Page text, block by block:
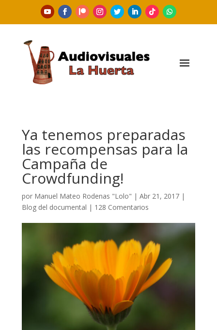
Ya tenemos preparadas
las recompensas para la
Campaña de
Crowdfunding!
por Manuel Mateo Rodenas "Lolo" | Abr 21, 2017|
Blog del documental | 128 Comentarios